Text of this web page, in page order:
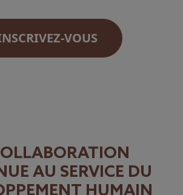
VOUS
AU SERVICE DU